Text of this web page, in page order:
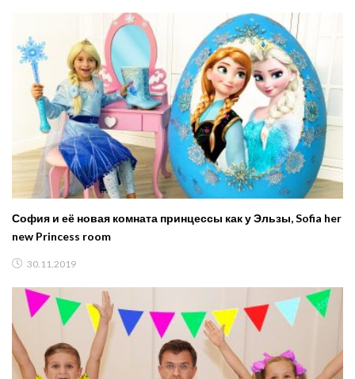
София и её новая комната принцессы как у Эльзы, Sofia her
new Princess room
30.11.2019